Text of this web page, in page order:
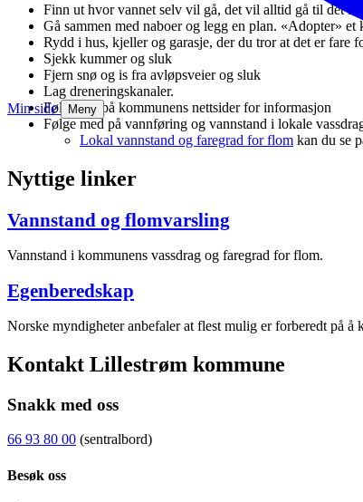
Min side Meny
Finn ut hvor vannet selv vil gå, det vil alltid gå til det
Gå sammen med naboer og legg en plan. «Adopter»
Rydd i hus, kjeller og garasje, der du tror at det er fare
Sjekk kummer og sluk
Fjern snø og is fra avløpsveier og sluk
Lag dreneringskanaler.
Følg med på kommunens nettsider for informasjon
Følge med på vannføring og vannstand i lokale
Lokal vannstand og faregrad for flom kan du se
Nyttige linker
Vannstand og flomvarsling
Vannstand i kommunens vassdrag og faregrad for flom.
Egenberedskap
Norske myndigheter anbefaler at flest mulig er forberedt på å
Kontakt Lillestrøm kommune
Snakk med oss
66 93 80 00 (sentralbord)
Besøk oss